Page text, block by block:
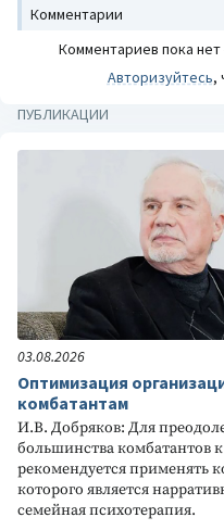
Комментарии
Комментариев пока
Авторизуйтесь,
ПУБЛИКАЦИИ
03.08.2026
Оптимизация
комбатантам
И.В. Добряков: Для
большинства комбатантов
рекомендуется применять
которого является
семейная психотерапия.